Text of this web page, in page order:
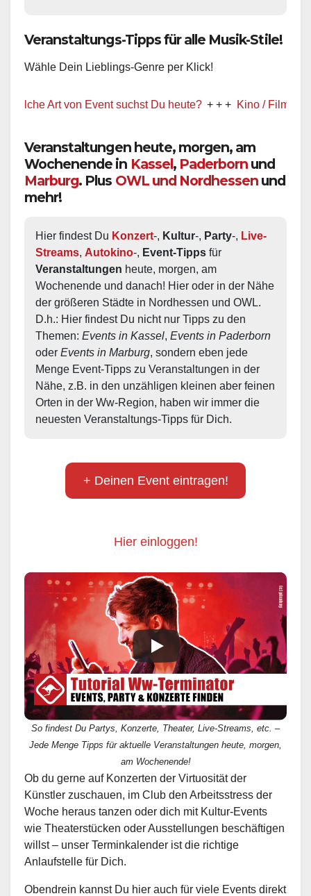
Veranstaltungs-Tipps für alle Musik-Stile!
Wähle Dein Lieblings-Genre per Klick!
Art von Event suchst Du heute? + + + Kino / Film + + +
Veranstaltungen heute, morgen, am
Wochenende in Kassel, Paderborn und
Marburg. Plus OWL und Nordhessen und
mehr!
Hier findest Du Konzert-, Kultur-, Party-, Live-
Streams, Autokino-, Event-Tipps
Veranstaltungen heute, morgen, am
Wochenende und danach! Hier oder in der Nähe
der größeren Städte in Nordhessen und OWL.
D.h.: Hier findest Du nicht nur Tipps zu den
Themen: Events in Kassel, Events in Paderborn
oder Events in Marburg, sondern eben jede
Menge Event-Tipps zu Veranstaltungen in der
Nähe, z.B. in den unzähligen kleinen aber feinen
Orten in der Ww-Region, haben wir immer die
neuesten Veranstaltungs-Tipps für Dich.
+ Deinen Event eintragen!
Hier einloggen!
So findest Du Partys, Konzerte, Theater, Live-Streams, etc. –
Jede Menge Tipps für aktuelle Veranstaltungen heute, morgen,
am Wochenende!
Ob du gerne auf Konzerten der Virtuosität der
Künstler zuschauen, im Club den Arbeitsstress der
Woche heraus tanzen oder dich mit Kultur-Events
wie Theaterstücken oder Ausstellungen beschäftigen
willst – unser Terminkalender ist die richtige
Anlaufstelle für Dich.
Obendrein kannst Du hier auch für viele Events direkt